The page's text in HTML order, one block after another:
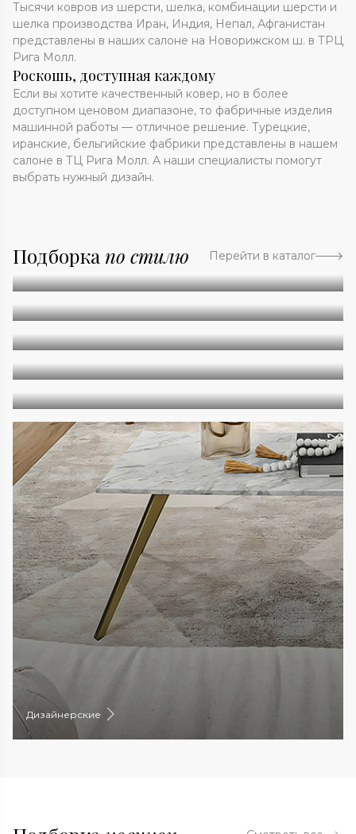
Тысячи ковров из шерсти, шелка, комбинации шерсти и
шелка производства Иран, Индия, Непал, Афганистан
представлены в наших салоне на Новорижском ш. в ТРЦ
Рига Молл.
Роскошь, доступная каждому
Если вы хотите качественный ковер, но в более
доступном ценовом диапазоне, то фабричные изделия
машинной работы — отличное решение. Турецкие,
иранские, бельгийские фабрики представлены в нашем
салоне в ТЦ Рига Молл. А наши специалисты помогут
выбрать нужный дизайн.
Подборка по стилю Перейти в каталог
Абстракция
Однотонные
Геометрия
Классические
Современные
Дизайнерские